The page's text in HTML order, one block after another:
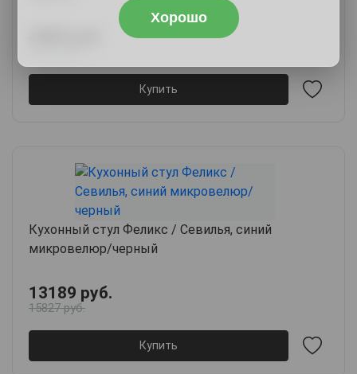
Купить
Кухонный стул Феликс / Севилья, синий
микровелюр/черный
13189 руб.
15827 руб.
Купить
Хорошо